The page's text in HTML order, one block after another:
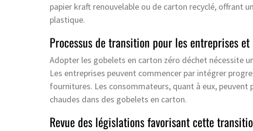
papier kraft renouvelable ou de carton recyclé, offrant
plastique.
Processus de transition pour les entreprises
Adopter les gobelets en carton zéro déchet nécessite
Les entreprises peuvent commencer par intégrer
fournitures. Les consommateurs, quant à eux,
chaudes dans des gobelets en carton.
Revue des législations favorisant cette